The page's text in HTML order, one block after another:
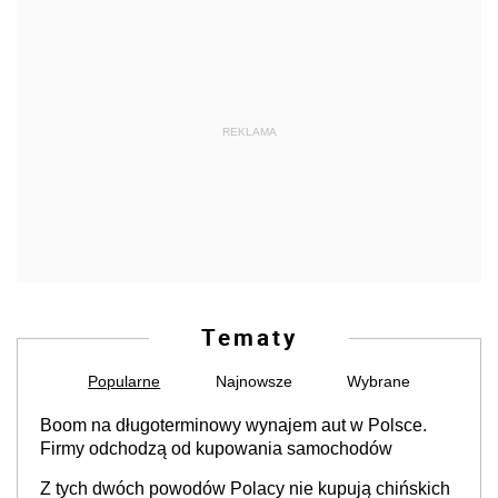
REKLAMA
Tematy
Popularne Najnowsze Wybrane
Boom na długoterminowy wynajem aut w Polsce.
Firmy odchodzą od kupowania samochodów
Z tych dwóch powodów Polacy nie kupują chińskich